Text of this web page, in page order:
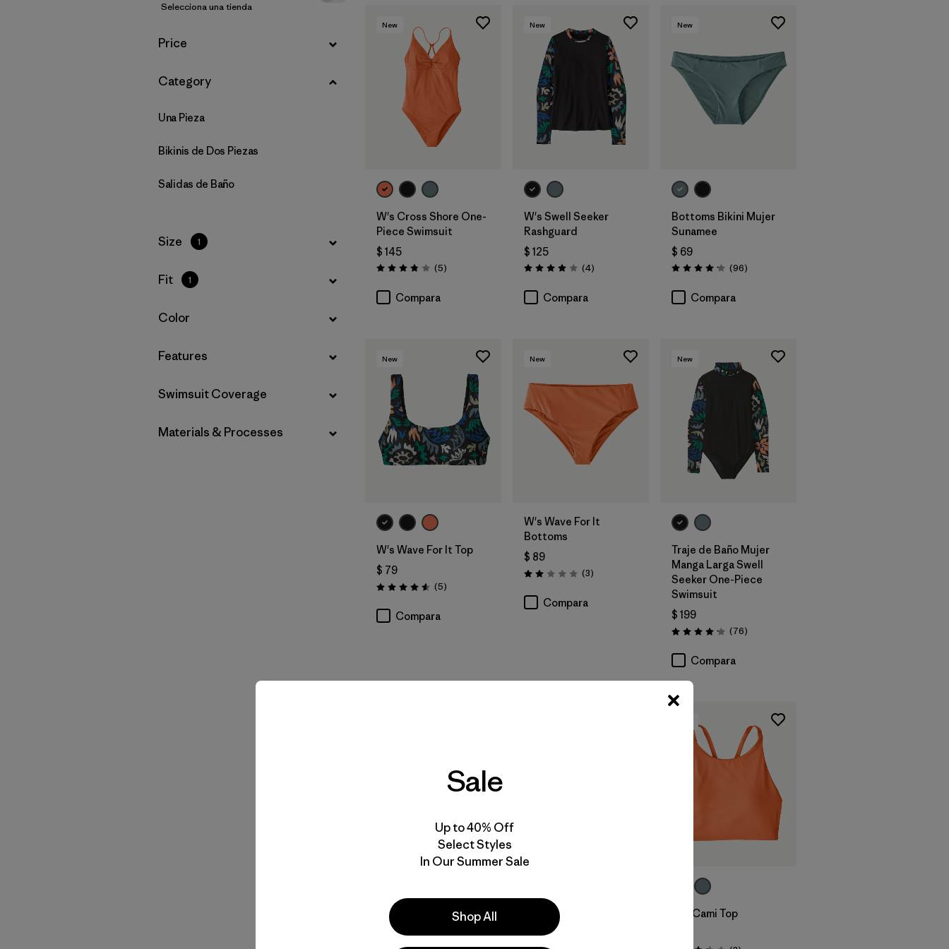
Selecciona una tienda
Filtrar por
Price
Filtrar por
Category
Una Pieza
Bikinis de Dos Piezas
Salidas de Baño
Filtrar por
Size 1
Filtrar por
Fit 1
Filtrar por
Color
Filtrar por
Features
Filtrar por
Swimsuit Coverage
Filtrar por
Materials & Processes
New
W's Cross Shore One-
Piece Swimsuit
$ 145
Valoración: 3.8 / 5
(5Comentarios
)
Compara
New
W's Swell Seeker
Rashguard
$ 125
Valoración: 4.0 / 5
(4Comentarios
)
Compara
New
Bottoms Bikini Mujer
Sunamee
$ 69
Valoración: 4.1 / 5
(96Comentarios
)
Compara
New
W's Wave For It Top
$ 79
Valoración: 4.6 / 5
(5Comentarios
)
Compara
New
W's Wave For It
Bottoms
$ 89
Valoración: 2.0 / 5
(3Comentarios
)
Compara
New
Traje de Baño Mujer
Manga Larga Swell
Seeker One-Piece
Swimsuit
$ 199
Valoración: 4.2 / 5
(76Comentarios
)
Compara
W's Bottom Turn Top
$ 79
Corpiño Bikini Mujer
Reversible Seaglass
W's Cami Top
Sale
Up to 40% Off
Select Styles
In Our Summer Sale
Shop All